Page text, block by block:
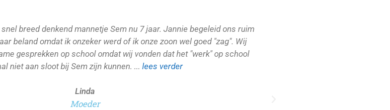
breed denkend mannetje Sem nu 7 jaar. Jannie begeleid ons ruim
beland omdat ik onzeker werd of ik onze zoon wel goed "zag". Wij
gesprekken op school omdat wij vonden dat het "werk" op school
niet aan sloot bij Sem zijn kunnen. ... lees verder
Linda
Moeder